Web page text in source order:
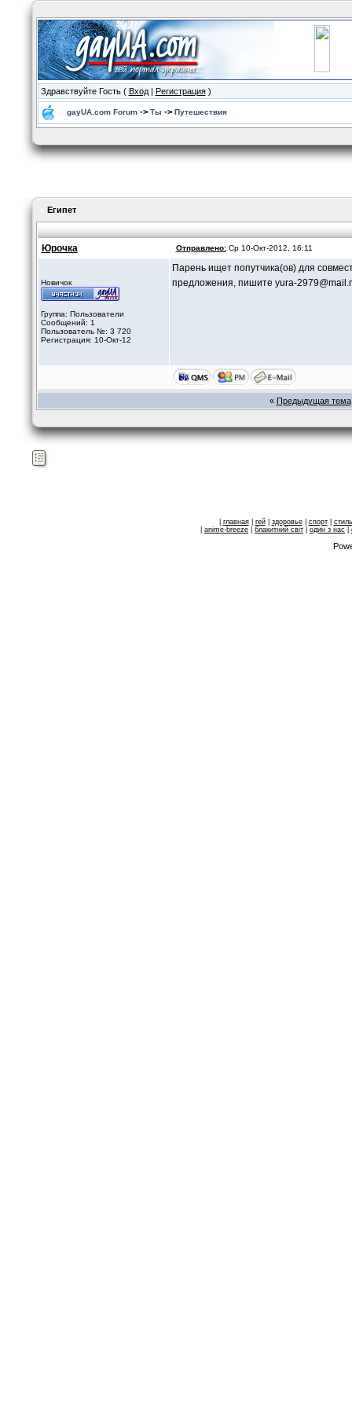
Здравствуйте Гость ( Вход| Регистрация)
gayUA.com Forum-> Ты -> Путешествия
Египет
Юрочка Отправлено:Ср 10-Окт-2012, 16:11
Новичок
Группа: Пользователи
Сообщений: 1
Пользователь №: 3 720
Регистрация: 10-Окт-12
Парень ищет попутчика(ов) для
предложения, пишите yura-
« Предыдущая тема
главная| гей| здоровье| спорт| стиль
anime-breeze блакитний свiт один з нас